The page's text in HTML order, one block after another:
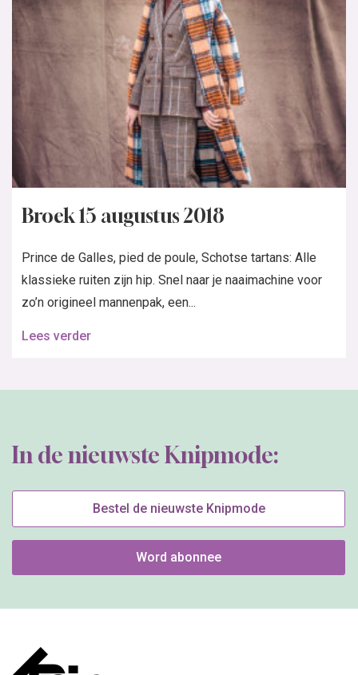
Broek 15 augustus 2018
Prince de Galles, pied de poule, Schotse tartans: Alle
klassieke ruiten zijn hip. Snel naar je naaimachine voor
zo’n origineel mannenpak, een...
Lees verder
In de nieuwste Knipmode:
Bestel de nieuwste Knipmode
Word abonnee